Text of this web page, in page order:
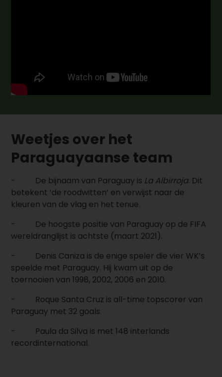
Weetjes over het
Paraguayaanse team
- De bijnaam van Paraguay is La Albirroja. Dit
betekent ‘de roodwitten’ en verwijst naar de
kleuren van de vlag en het tenue.
- De hoogste positie van Paraguay op de FIFA
wereldranglijst is achtste (maart 2021).
- Denis Caniza is de enige speler die vier WK’s
speelde met Paraguay. Hij kwam uit op de
toernooien van 1998, 2002, 2006 en 2010.
- Roque Santa Cruz is all-time topscorer van
Paraguay met 32 goals.
- Paula da Silva is met 148 interlands
recordinternational.